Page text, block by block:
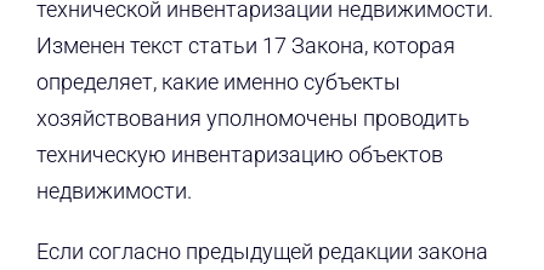
технической инвентаризации недвижимости.
Изменен текст статьи 17 Закона, которая
определяет, какие именно субъекты
хозяйствования уполномочены проводить
техническую инвентаризацию объектов
недвижимости.
Если согласно предыдущей редакции закона